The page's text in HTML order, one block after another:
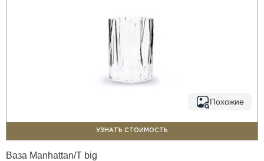
Похожие
УЗНАТЬ СТОИМОСТЬ
Ваза Manhattan/T big